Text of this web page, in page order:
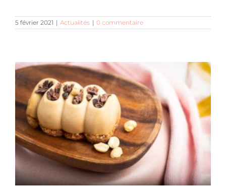
5 février 2021 | Actualités | 0 commentaire